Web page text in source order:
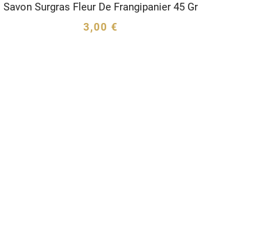
Savon Surgras Fleur De Frangipanier 45 Gr

3,00 €